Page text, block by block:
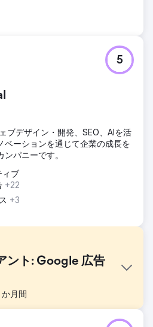
5
ブデザイン・開発、SEO、AIを活
ベーションを通じて企業の成長を
パニーです。
ィブ
+22
+3
ント: Google 広告
か月間